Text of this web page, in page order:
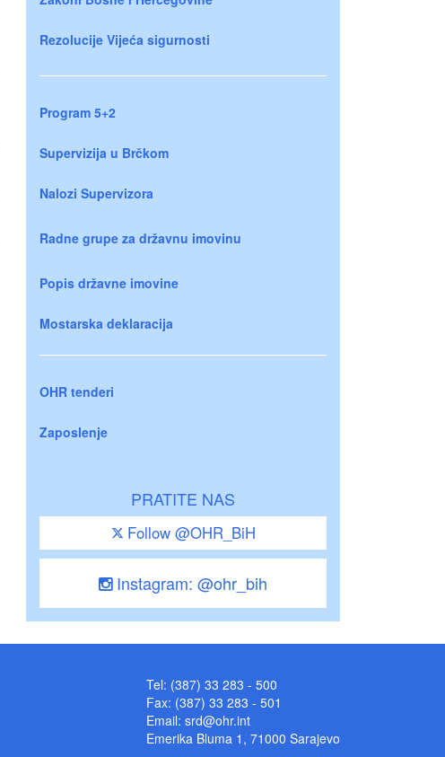
Rezolucije Vijeća sigurnosti
Program 5+2
Supervizija u Brčkom
Nalozi Supervizora
Radne grupe za državnu imovinu
Popis državne imovine
Mostarska deklaracija
OHR tenderi
Zaposlenje
PRATITE NAS
Follow @OHR_BiH
Instagram: @ohr_bih
Tel: (387) 33 283 - 500
Fax: (387) 33 283 - 501
Email: srd@ohr.int
Emerika Bluma 1, 71000 Sarajevo